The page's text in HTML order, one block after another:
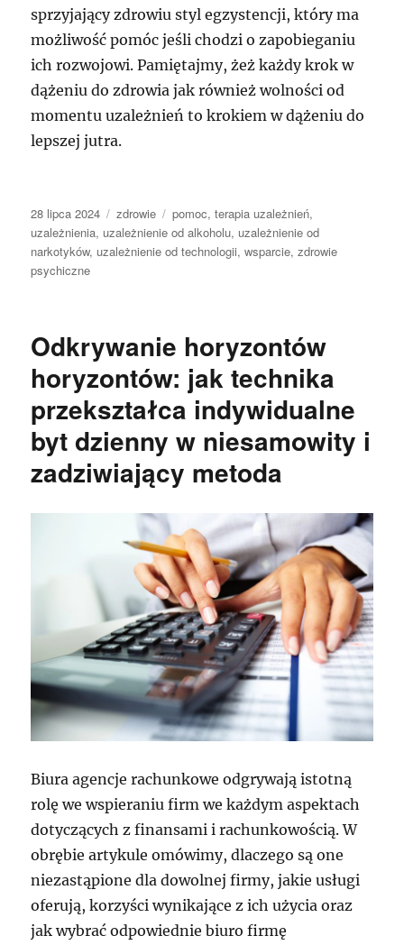
sprzyjający zdrowiu styl egzystencji, który ma
możliwość pomóc jeśli chodzi o zapobieganiu
ich rozwojowi. Pamiętajmy, żeż każdy krok w
dążeniu do zdrowia jak również wolności od
momentu uzależnień to krokiem w dążeniu do
lepszej jutra.
Data
publikacji
28 lipca 2024 Kategorie
zdrowie Tagi
pomoc,terapia uzależnień,
uzależnienia, uzależnienie od alkoholu, uzależnienie od
narkotyków, uzależnienie od technologii,wsparcie,zdrowie
psychiczne
Odkrywanie horyzontów
horyzontów: jak technika
przekształca indywidualne
byt dzienny w niesamowity i
zadziwiający metoda
Biura agencje rachunkowe odgrywają istotną
rolę we wspieraniu firm we każdym aspektach
dotyczących z finansami i rachunkowością. W
obrębie artykule omówimy, dlaczego są one
niezastąpione dla dowolnej firmy, jakie usługi
oferują, korzyści wynikające z ich użycia oraz
jak wybrać odpowiednie biuro firmę